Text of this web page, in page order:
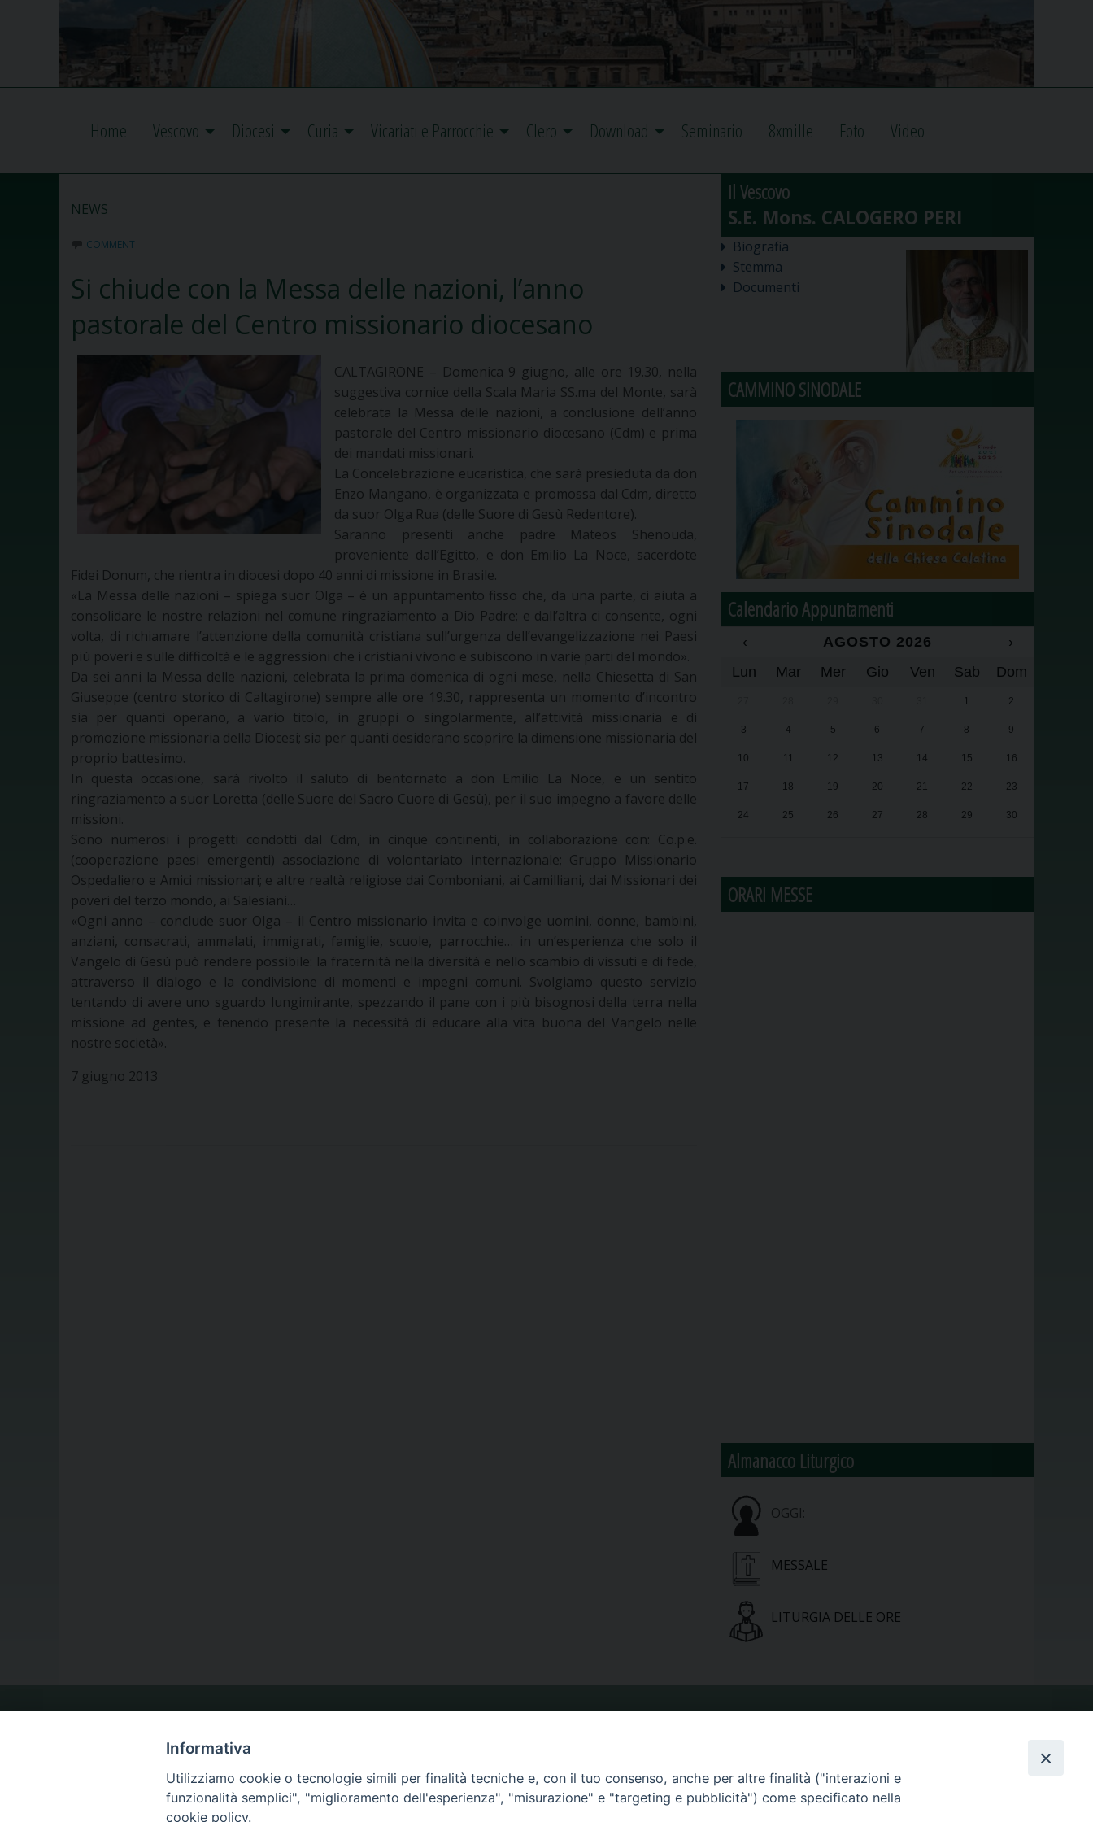
Home Vescovo Diocesi Curia Vicariati e Parrocchie Clero Download Seminario 8xmille Foto Video
NEWS
COMMENT
Si chiude con la Messa delle nazioni, l’anno
pastorale del Centro missionario diocesano
CALTAGIRONE – Domenica 9 giugno, alle ore 19.30, nella
suggestiva cornice della Scala Maria SS.ma del Monte, sarà
celebrata la Messa delle nazioni, a conclusione dell’anno
pastorale del Centro missionario diocesano (Cdm) e prima
dei mandati missionari.
La Concelebrazione eucaristica, che sarà presieduta da don
Enzo Mangano, è organizzata e promossa dal Cdm, diretto
da suor Olga Rua (delle Suore di Gesù Redentore).
Saranno presenti anche padre Mateos Shenouda,
proveniente dall’Egitto, e don Emilio La Noce, sacerdote
Fidei Donum, che rientra in diocesi dopo 40 anni di missione in Brasile.
«La Messa delle nazioni – spiega suor Olga – è un appuntamento fisso che, da una parte, ci aiuta a
consolidare le nostre relazioni nel comune ringraziamento a Dio Padre; e dall’altra ci consente, ogni
volta, di richiamare l’attenzione della comunità cristiana sull’urgenza dell’evangelizzazione nei Paesi
più poveri e sulle difficoltà e le aggressioni che i cristiani vivono e subiscono in varie parti del mondo».
Da sei anni la Messa delle nazioni, celebrata la prima domenica di ogni mese, nella Chiesetta di San
Giuseppe (centro storico di Caltagirone) sempre alle ore 19.30, rappresenta un momento d’incontro
sia per quanti operano, a vario titolo, in gruppi o singolarmente, all’attività missionaria e di
promozione missionaria della Diocesi; sia per quanti desiderano scoprire la dimensione missionaria del
proprio battesimo.
In questa occasione, sarà rivolto il saluto di bentornato a don Emilio La Noce, e un sentito
ringraziamento a suor Loretta (delle Suore del Sacro Cuore di Gesù), per il suo impegno a favore delle
missioni.
Sono numerosi i progetti condotti dal Cdm, in cinque continenti, in collaborazione con: Co.p.e.
(cooperazione paesi emergenti) associazione di volontariato internazionale; Gruppo Missionario
Ospedaliero e Amici missionari; e altre realtà religiose dai Comboniani, ai Camilliani, dai Missionari dei
poveri del terzo mondo, ai Salesiani…
«Ogni anno – conclude suor Olga – il Centro missionario invita e coinvolge uomini, donne, bambini,
anziani, consacrati, ammalati, immigrati, famiglie, scuole, parrocchie… in un’esperienza che solo il
Vangelo di Gesù può rendere possibile: la fraternità nella diversità e nello scambio di vissuti e di fede,
attraverso il dialogo e la condivisione di momenti e impegni comuni. Svolgiamo questo servizio
tentando di avere uno sguardo lungimirante, spezzando il pane con i più bisognosi della terra nella
missione ad gentes, e tenendo presente la necessità di educare alla vita buona del Vangelo nelle
nostre società».
7 giugno 2013
Il Vescovo
Biografia
Stemma
Documenti
CAMMINO SINODALE
Calendario Appuntamenti
‹ AGOSTO 2026
›
Lun
Mar Mer Gio Ven Sab Dom
1 2
3 4 5 6 7 8 9
10 11 12 13 14 15 16
17 18 19 20 21 22 23
24 25 26 27 28 29 30
ORARI MESSE
Almanacco Liturgico
OGGI:
MESSALE
LITURGIA DELLE ORE
LA NOSTRA DIOCESI
IL VESCOVO
CALENDARIO PASTORALE
PHOTOGALLERY
Informativa
Utilizziamo cookie o tecnologie simili per finalità tecniche e, con il tuo consenso, anche per altre finalità ("interazioni e
funzionalità semplici", "miglioramento dell'esperienza", "misurazione" e "targeting e pubblicità") come specificato nella
cookie policy.